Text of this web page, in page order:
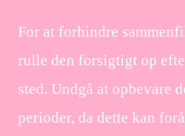
For at forhindre
rulle den forsigtigt op
sted. Undgå at opbevare
perioder, da dette kan